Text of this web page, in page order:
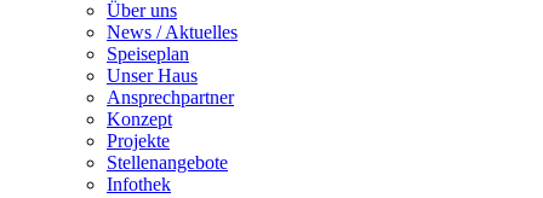
Über uns
News / Aktuelles
Speiseplan
Unser Haus
Ansprechpartner
Konzept
Projekte
Stellenangebote
Infothek